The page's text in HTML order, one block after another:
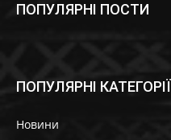
ПОПУЛЯРНІ ПОСТИ
ПОПУЛЯРНІ КАТЕГОРІЇ
Новини